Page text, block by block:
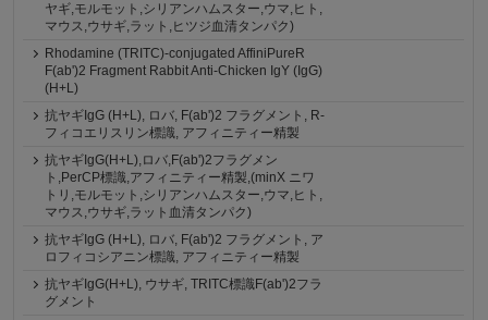
ヤギ,モルモット,シリアンハムスター,ウマ,ヒト,
マウス,ウサギ,ラット,ヒツジ血清タンパク)
Rhodamine (TRITC)-conjugated AffiniPureR
F(ab')2 Fragment Rabbit Anti-Chicken IgY (IgG)
(H+L)
抗ヤギIgG (H+L), ロバ, F(ab')2 フラグメント, R-
フィコエリスリン標識, アフィニティー精製
抗ヤギIgG(H+L),ロバ,F(ab')2フラグメン
ト,PerCP標識,アフィニティー精製,(minX ニワ
トリ,モルモット,シリアンハムスター,ウマ,ヒト,
マウス,ウサギ,ラット血清タンパク)
抗ヤギIgG (H+L), ロバ, F(ab')2 フラグメント, ア
ロフィコシアニン標識, アフィニティー精製
抗ヤギIgG(H+L), ウサギ, TRITC標識F(ab')2フラ
グメント